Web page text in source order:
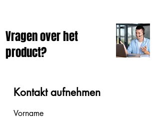
Vragen over het
product?
Kontakt aufnehmen
Vorname